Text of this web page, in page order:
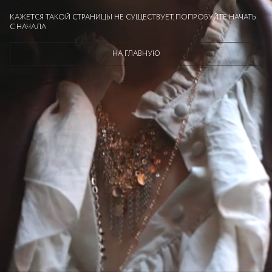
КАЖЕТСЯ ТАКОЙ СТРАНИЦЫ НЕ СУЩЕСТВУЕТ, ПОПРОБУЙТЕ НАЧАТЬ
С НАЧАЛА
НА ГЛАВНУЮ